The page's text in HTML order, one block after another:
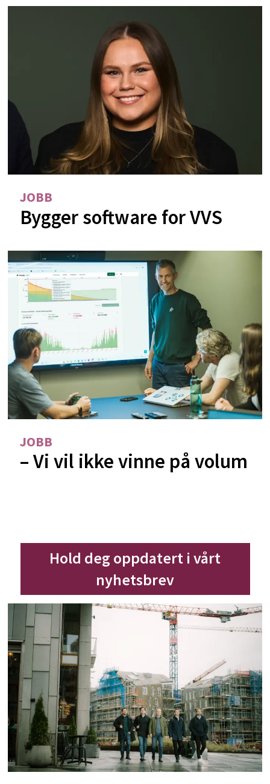
JOBB
Bygger software for VVS
JOBB
– Vi vil ikke vinne på volum
Hold deg oppdatert i vårt
nyhetsbrev